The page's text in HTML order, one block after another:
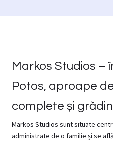
Markos Studios –
Potos, aproape
complete și
Markos Studios sunt situate
administrate de o familie și se